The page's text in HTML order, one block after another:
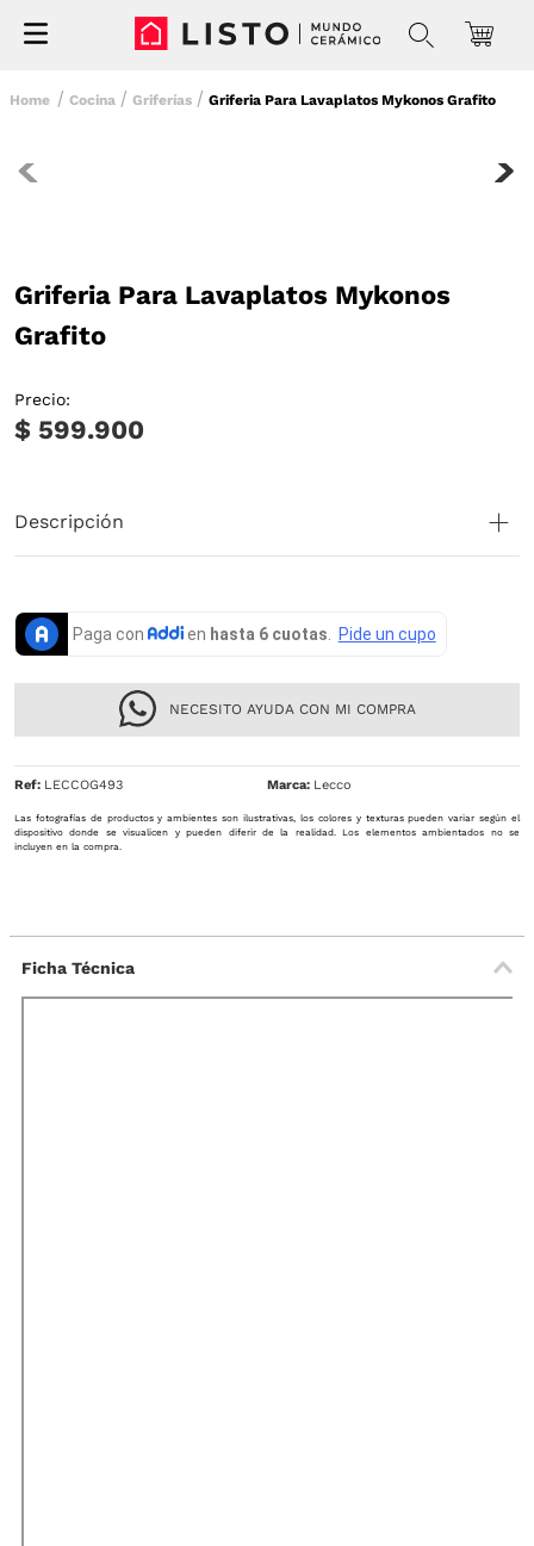
Cocina Griferías Griferia Para Lavaplatos Mykonos Grafito
Griferia Para Lavaplatos Mykonos
Grafito
Precio:
$ 599.900
Descripción
NECESITO AYUDA CON MI COMPRA
Ref: LECCOG493 Lecco
Las fotografías de productos y ambientes son ilustrativas, los colores y texturas pueden variar según el
dispositivo donde se visualicen y pueden diferir de la realidad. Los elementos ambientados no se
incluyen en la compra.
Ficha Técnica